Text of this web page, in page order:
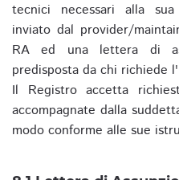
tecnici necessari alla
inviato dal provider/
RA ed una lettera di
predisposta da chi richiede
Il Registro accetta
accompagnate dalla
modo conforme alle sue